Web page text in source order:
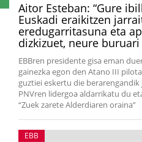
Aitor Esteban: “Gure
Euskadi eraikitzen
eredugarritasuna eta
dizkizuet, neure
EBBren presidente gisa eman
gainezka egon den Atano III
guztiei eskertu die
PNVren lidergoa aldarrikatu du
“Zuek zarete Alderdiaren oraina”
EBB